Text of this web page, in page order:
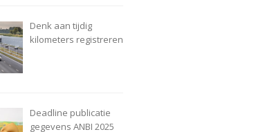
Denk aan tijdig
kilometers registreren
Deadline publicatie
gegevens ANBI 2025